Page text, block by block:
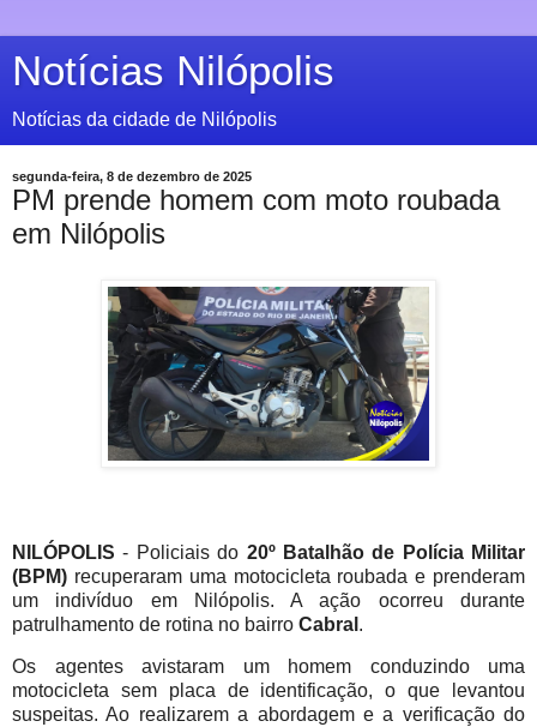
Notícias Nilópolis
Notícias da cidade de Nilópolis
segunda-feira, 8 de dezembro de 2025
PM prende homem com moto roubada
em Nilópolis
NILÓPOLIS - Policiais do 20º Batalhão de Polícia Militar
(BPM) recuperaram uma motocicleta roubada e prenderam
um indivíduo em Nilópolis. A ação ocorreu durante
patrulhamento de rotina no bairro Cabral .
Os agentes avistaram um homem conduzindo uma
motocicleta sem placa de identificação, o que levantou
suspeitas. Ao realizarem a abordagem e a verificação do